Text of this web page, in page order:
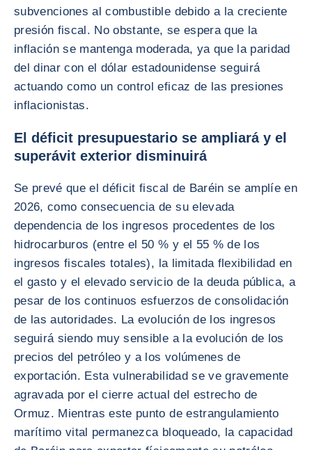
subvenciones al combustible debido a la creciente
presión fiscal. No obstante, se espera que la
inflación se mantenga moderada, ya que la paridad
del dinar con el dólar estadounidense seguirá
actuando como un control eficaz de las presiones
inflacionistas.
El déficit presupuestario se ampliará y el
superávit exterior disminuirá
Se prevé que el déficit fiscal de Baréin se amplíe en
2026, como consecuencia de su elevada
dependencia de los ingresos procedentes de los
hidrocarburos (entre el 50 % y el 55 % de los
ingresos fiscales totales), la limitada flexibilidad en
el gasto y el elevado servicio de la deuda pública, a
pesar de los continuos esfuerzos de consolidación
de las autoridades. La evolución de los ingresos
seguirá siendo muy sensible a la evolución de los
precios del petróleo y a los volúmenes de
exportación. Esta vulnerabilidad se ve gravemente
agravada por el cierre actual del estrecho de
Ormuz. Mientras este punto de estrangulamiento
marítimo vital permanezca bloqueado, la capacidad